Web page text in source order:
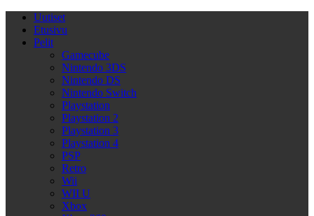
Uutiset
Etusivu
Pelit
Gamecube
Nintendo 3DS
Nintendo DS
Nintendo Switch
Playstation
Playstation 2
Playstation 3
Playstation 4
PSP
Retro
Wii
WII U
Xbox